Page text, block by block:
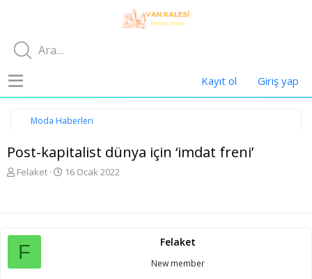
Kayıt ol Giriş yap
Moda Haberleri
Post-kapitalist dünya için ‘imdat freni’
K
u
b
a
ş
Felaket
B16 Ocak 2022
F Felaket
New member